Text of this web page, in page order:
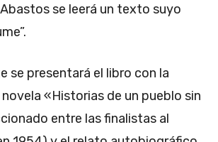
se leerá un texto suyo
se presentará el libro con la
«Historias de un pueblo sin
entre las finalistas al